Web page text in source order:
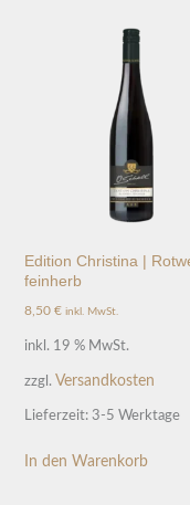
Edition Christina |
feinherb
8,50 € inkl. MwSt.
inkl. 19 % MwSt.
zzgl. Versandkosten
Lieferzeit: 3-5 Werktage
In den Warenkorb